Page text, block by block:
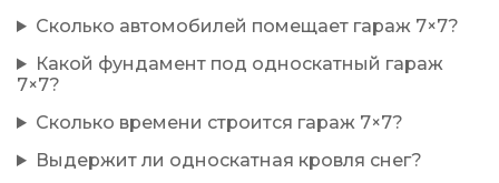
Сколько автомобилей помещает гараж 7×7?
Какой фундамент под односкатный гараж
7×7?
Сколько времени строится гараж 7×7?
Выдержит ли односкатная кровля снег?